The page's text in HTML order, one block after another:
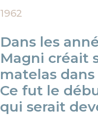
1962
Dans les
Magni créait
matelas
Ce fut le
qui serait